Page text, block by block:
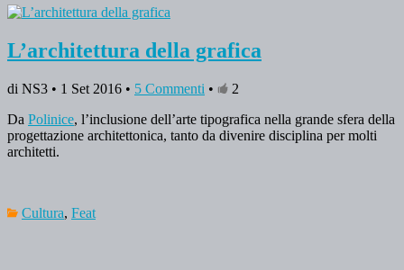
L’architettura della grafica
di NS3 • 1 Set 2016 • 5 Commenti •
2
Da Polinice, l’inclusione dell’arte tipografica nella grande sfera della
progettazione architettonica, tanto da divenire disciplina per molti
architetti.
Cultura, Feat